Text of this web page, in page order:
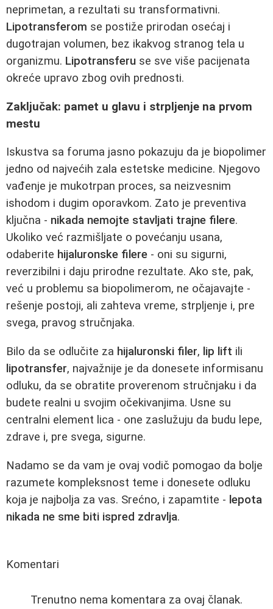
neprimetan, a rezultati su transformativni.
Lipotransferom se postiže prirodan osećaj i
dugotrajan volumen, bez ikakvog stranog tela u
organizmu. Lipotransferu se sve više pacijenata
okreće upravo zbog ovih prednosti.
Zaključak: pamet u glavu i strpljenje na prvom
mestu
Iskustva sa foruma jasno pokazuju da je biopolimer
jedno od najvećih zala estetske medicine. Njegovo
vađenje je mukotrpan proces, sa neizvesnim
ishodom i dugim oporavkom. Zato je preventiva
ključna - nikada nemojte stavljati trajne filere.
Ukoliko već razmišljate o povećanju usana,
odaberite hijaluronske filere - oni su sigurni,
reverzibilni i daju prirodne rezultate. Ako ste, pak,
već u problemu sa biopolimerom, ne očajavajte -
rešenje postoji, ali zahteva vreme, strpljenje i, pre
svega, pravog stručnjaka.
Bilo da se odlučite za hijaluronski filer, lip lift ili
lipotransfer, najvažnije je da donesete informisanu
odluku, da se obratite proverenom stručnjaku i da
budete realni u svojim očekivanjima. Usne su
centralni element lica - one zaslužuju da budu lepe,
zdrave i, pre svega, sigurne.
Nadamo se da vam je ovaj vodič pomogao da bolje
razumete kompleksnost teme i donesete odluku
koja je najbolja za vas. Srećno, i zapamtite - lepota
nikada ne sme biti ispred zdravlja.
Komentari
Trenutno nema komentara za ovaj članak.